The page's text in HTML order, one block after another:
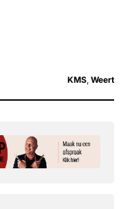
KMS, Weert